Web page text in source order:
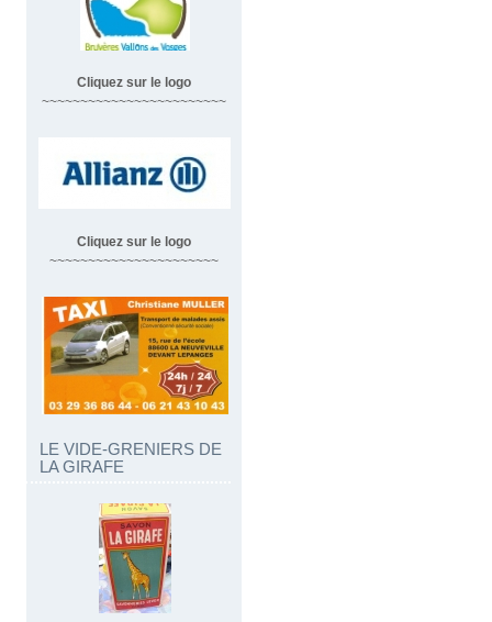
Cliquez sur le logo
~~~~~~~~~~~~~~~~~~~~~~~~
Cliquez sur le logo
~~~~~~~~~~~~~~~~~~~~~~
LE VIDE-GRENIERS DE
LA GIRAFE